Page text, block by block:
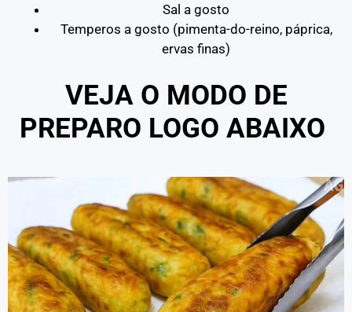
Sal a gosto
Temperos a gosto (pimenta-do-reino, páprica,
ervas finas)
VEJA O MODO DE
PREPARO LOGO ABAIXO